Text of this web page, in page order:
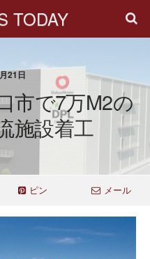
TODAY
21日
市で7万m2の
施設着工
ピン メール